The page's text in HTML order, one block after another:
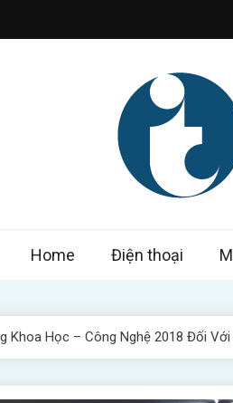
Home Điện thoại
Khoa Học – Công Nghệ 2018 Đối Với